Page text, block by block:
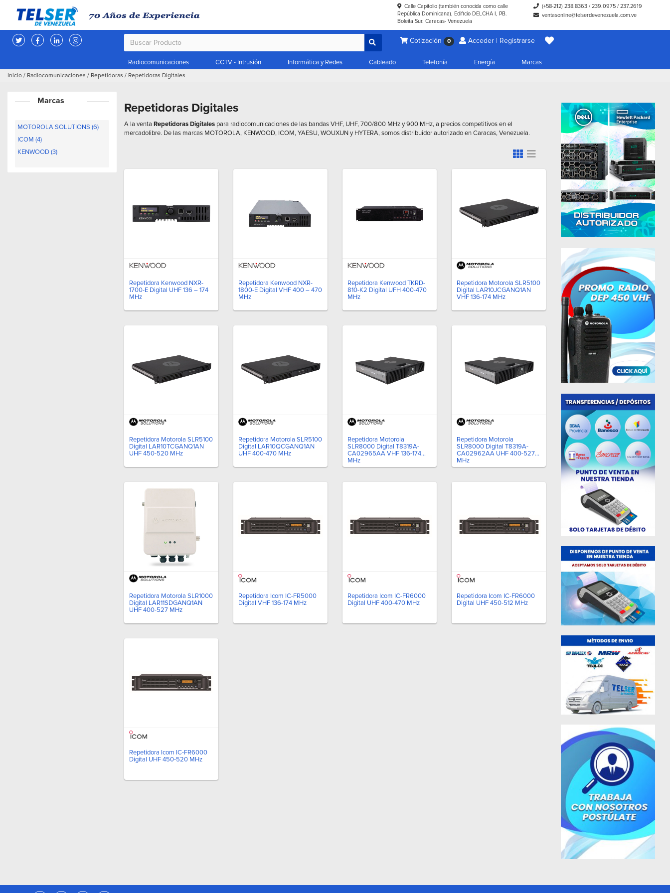
Calle Capitolio (también conocida como calle
República Dominicana), Edificio DELCHA I, PB.
Boleíta Sur. Caracas- Venezuela
(+58-212) 238.8363 /239.0975 /237.2619
ventasonline@telserdevenezuela.com.ve
Cotización 0 Acceder | Registrarse
Radiocomunicaciones CCTV - Intrusión Informática y Redes Cableado Telefonía Energía Marcas
Inicio / Radiocomunicaciones / Repetidoras / Repetidoras Digitales
Marcas
MOTOROLA SOLUTIONS (6)
ICOM (4)
KENWOOD (3)
Repetidoras Digitales
A la venta Repetidoras Digitales para radiocomunicaciones de las bandas VHF, UHF, 700/800 MHz y 900 MHz, a precios competitivos en el
mercadolibre. De las marcas MOTOROLA, KENWOOD, ICOM, YAESU, WOUXUN y HYTERA, somos distribuidor autorizado en Caracas, Venezuela.
Repetidora Kenwood NXR-
1700-E Digital UHF 136 – 174
MHz
Repetidora Kenwood NXR-
1800-E Digital VHF 400 – 470
MHz
Repetidora Kenwood TKRD-
810-K2 Digital UFH 400-470
MHz
Repetidora Motorola SLR5100
Digital LAR10JCGANQ1AN
VHF 136-174 MHz
Repetidora Motorola SLR5100
Digital LAR10TCGANQ1AN
UHF 450-520 MHz
Repetidora Motorola SLR5100
Digital LAR10QCGANQ1AN
UHF 400-470 MHz
Repetidora Motorola
SLR8000 Digital T8319A-
CA02965AA VHF 136-174
MHz
Repetidora Motorola
SLR8000 Digital T8319A-
CA02962AA UHF 400-527
MHz
Repetidora Motorola SLR1000
Digital LAR11SDGANQ1AN
UHF 400-527 MHz
Repetidora Icom IC-FR5000
Digital VHF 136-174 MHz
Repetidora Icom IC-FR6000
Digital UHF 400-470 MHz
Repetidora Icom IC-FR6000
Digital UHF 450-512 MHz
Repetidora Icom IC-FR6000
Digital UHF 450-520 MHz